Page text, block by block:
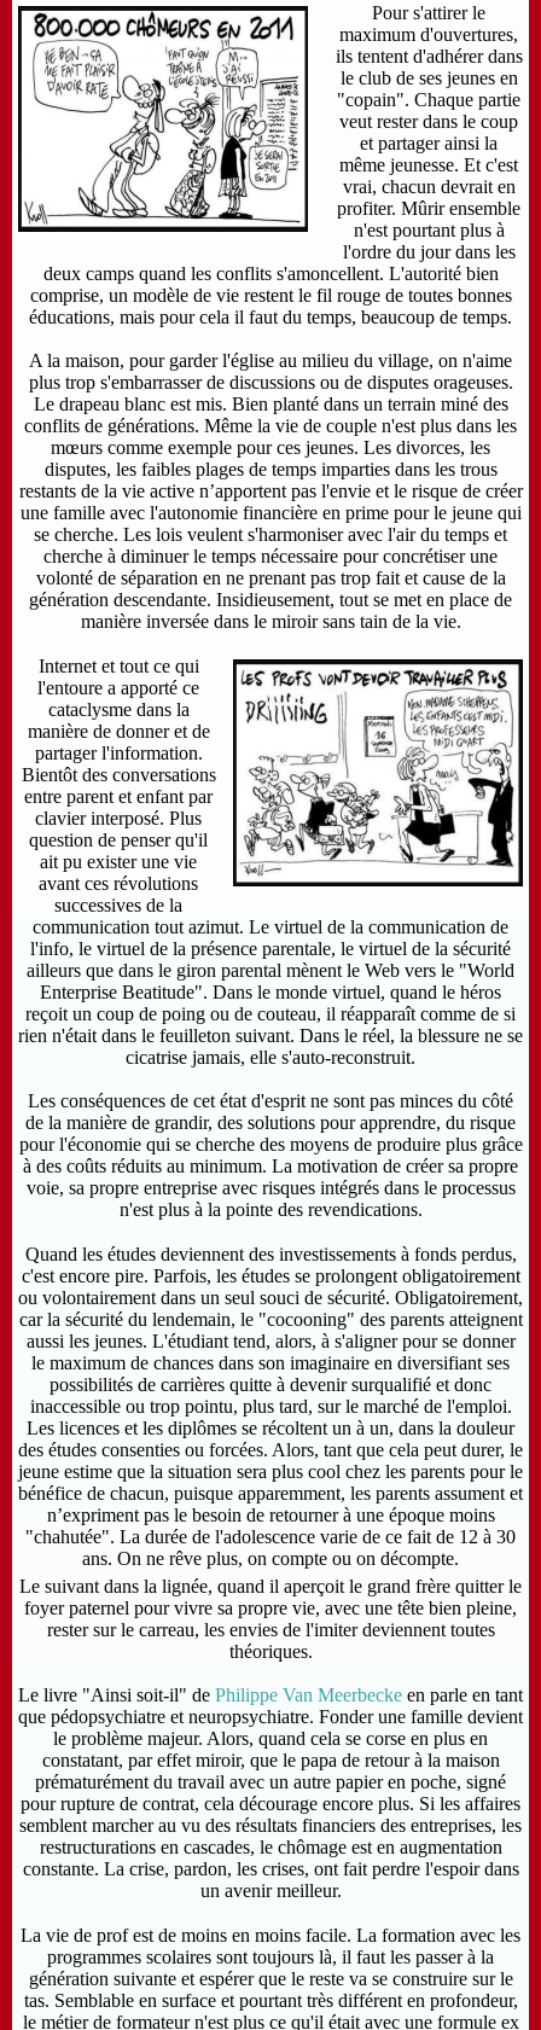
Pour s'attirer le
maximum d'ouvertures,
ils tentent d'adhérer dans
le club de ses jeunes en
"copain". Chaque partie
veut rester dans le coup
et partager ainsi la
même jeunesse. Et c'est
vrai, chacun devrait en
profiter. Mûrir ensemble
n'est pourtant plus à
l'ordre du jour dans les
deux camps quand les conflits s'amoncellent. L'autorité bien
comprise, un modèle de vie restent le fil rouge de toutes bonnes
éducations, mais pour cela il faut du temps, beaucoup de temps.
A la maison, pour garder l'église au milieu du village, on n'aime
plus trop s'embarrasser de discussions ou de disputes orageuses.
Le drapeau blanc est mis. Bien planté dans un terrain miné des
conflits de générations. Même la vie de couple n'est plus dans les
mœurs comme exemple pour ces jeunes. Les divorces, les
disputes, les faibles plages de temps imparties dans les trous
restants de la vie active n’apportent pas l'envie et le risque de créer
une famille avec l'autonomie financière en prime pour le jeune qui
se cherche. Les lois veulent s'harmoniser avec l'air du temps et
cherche à diminuer le temps nécessaire pour concrétiser une
volonté de séparation en ne prenant pas trop fait et cause de la
génération descendante. Insidieusement, tout se met en place de
manière inversée dans le miroir sans tain de la vie.
Internet et tout ce qui
l'entoure a apporté ce
cataclysme dans la
manière de donner et de
partager l'information.
Bientôt des conversations
entre parent et enfant par
clavier interposé. Plus
question de penser qu'il
ait pu exister une vie
avant ces révolutions
successives de la
communication tout azimut. Le virtuel de la communication de
l'info, le virtuel de la présence parentale, le virtuel de la sécurité
ailleurs que dans le giron parental mènent le Web vers le "World
Enterprise Beatitude". Dans le monde virtuel, quand le héros
reçoit un coup de poing ou de couteau, il réapparaît comme de si
rien n'était dans le feuilleton suivant. Dans le réel, la blessure ne se
cicatrise jamais, elle s'auto-reconstruit.
Les conséquences de cet état d'esprit ne sont pas minces du côté
de la manière de grandir, des solutions pour apprendre, du risque
pour l'économie qui se cherche des moyens de produire plus grâce
à des coûts réduits au minimum. La motivation de créer sa propre
voie, sa propre entreprise avec risques intégrés dans le processus
n'est plus à la pointe des revendications.
Quand les études deviennent des investissements à fonds perdus,
c'est encore pire. Parfois, les études se prolongent obligatoirement
ou volontairement dans un seul souci de sécurité. Obligatoirement,
car la sécurité du lendemain, le "cocooning" des parents atteignent
aussi les jeunes. L'étudiant tend, alors, à s'aligner pour se donner
le maximum de chances dans son imaginaire en diversifiant ses
possibilités de carrières quitte à devenir surqualifié et donc
inaccessible ou trop pointu, plus tard, sur le marché de l'emploi.
Les licences et les diplômes se récoltent un à un, dans la douleur
des études consenties ou forcées. Alors, tant que cela peut durer, le
jeune estime que la situation sera plus cool chez les parents pour le
bénéfice de chacun, puisque apparemment, les parents assument et
n’expriment pas le besoin de retourner à une époque moins
"chahutée". La durée de l'adolescence varie de ce fait de 12 à 30
ans. On ne rêve plus, on compte ou on décompte.
Le suivant dans la lignée, quand il aperçoit le grand frère quitter le
foyer paternel pour vivre sa propre vie, avec une tête bien pleine,
rester sur le carreau, les envies de l'imiter deviennent toutes
théoriques.
Le livre "Ainsi soit-il" de Philippe Van Meerbecke en parle en tant
que pédopsychiatre et neuropsychiatre. Fonder une famille devient
le problème majeur. Alors, quand cela se corse en plus en
constatant, par effet miroir, que le papa de retour à la maison
prématurément du travail avec un autre papier en poche, signé
pour rupture de contrat, cela décourage encore plus. Si les affaires
semblent marcher au vu des résultats financiers des entreprises, les
restructurations en cascades, le chômage est en augmentation
constante. La crise, pardon, les crises, ont fait perdre l'espoir dans
un avenir meilleur.
La vie de prof est de moins en moins facile. La formation avec les
programmes scolaires sont toujours là, il faut les passer à la
génération suivante et espérer que le reste va se construire sur le
tas. Semblable en surface et pourtant très différent en profondeur,
le métier de formateur n'est plus ce qu'il était avec une formule ex